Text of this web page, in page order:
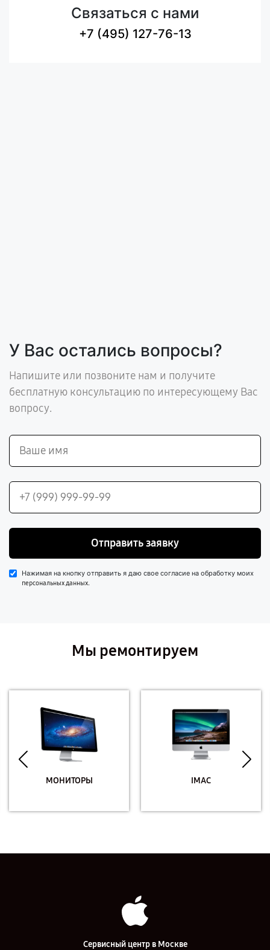
Связаться с нами
+7 (495) 127-76-13
У Вас остались вопросы?
Напишите или позвоните нам и получите
бесплатную консультацию по интересующему Вас
вопросу.
Отправить заявку
Нажимая на кнопку отправить я даю свое согласие на обработку моих
персональных данных.
Мы ремонтируем
МОНИТОРЫ IMAC
Сервисный центр в Москве